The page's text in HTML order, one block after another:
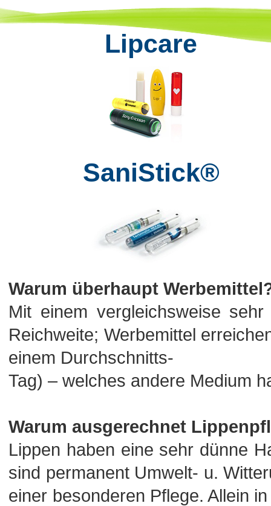
Lipcare
SaniStick®
Warum überhaupt
Mit einem vergleichsweise
Reichweite; Werbemittel
einem Durchschnitts-
Tag) – welches andere Medium
Warum ausgerechnet
Lippen haben eine sehr dünne
sind permanent Umwelt- u.
einer besonderen Pflege. Allein